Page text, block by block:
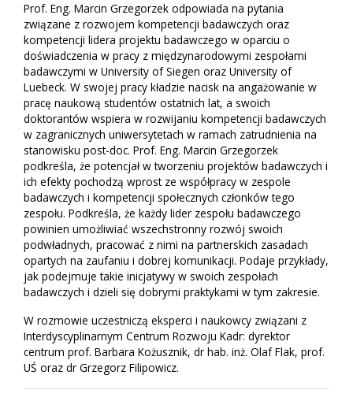
Prof. Eng. Marcin Grzegorzek odpowiada na pytania
związane z rozwojem kompetencji badawczych oraz
kompetencji lidera projektu badawczego w oparciu o
doświadczenia w pracy z międzynarodowymi zespołami
badawczymi w University of Siegen oraz University of
Luebeck. W swojej pracy kładzie nacisk na angażowanie w
pracę naukową studentów ostatnich lat, a swoich
doktorantów wspiera w rozwijaniu kompetencji badawczych
w zagranicznych uniwersytetach w ramach zatrudnienia na
stanowisku post-doc. Prof. Eng. Marcin Grzegorzek
podkreśla, że potencjał w tworzeniu projektów badawczych i
ich efekty pochodzą wprost ze współpracy w zespole
badawczych i kompetencji społecznych członków tego
zespołu. Podkreśla, że każdy lider zespołu badawczego
powinien umożliwiać wszechstronny rozwój swoich
podwładnych, pracować z nimi na partnerskich zasadach
opartych na zaufaniu i dobrej komunikacji. Podaje przykłady,
jak podejmuje takie inicjatywy w swoich zespołach
badawczych i dzieli się dobrymi praktykami w tym zakresie.
W rozmowie uczestniczą eksperci i naukowcy związani z
Interdyscyplinarnym Centrum Rozwoju Kadr: dyrektor
centrum prof. Barbara Kożusznik, dr hab. inż. Olaf Flak, prof.
UŚ oraz dr Grzegorz Filipowicz.